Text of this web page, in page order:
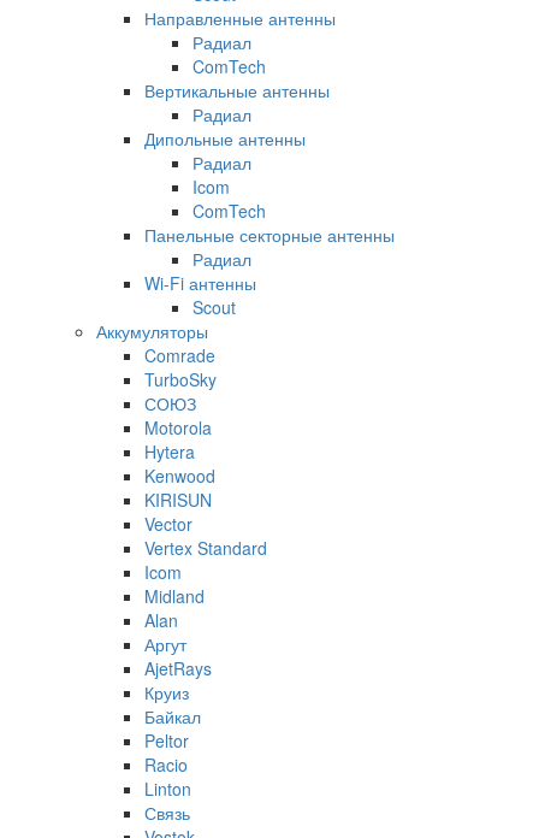
Направленные антенны
Радиал
ComTech
Вертикальные антенны
Радиал
Дипольные антенны
Радиал
Icom
ComTech
Панельные секторные антенны
Радиал
Wi-Fi антенны
Scout
Аккумуляторы
Comrade
TurboSky
СОЮЗ
Motorola
Hytera
Kenwood
KIRISUN
Vector
Vertex Standard
Icom
Midland
Alan
Аргут
AjetRays
Круиз
Байкал
Peltor
Racio
Linton
Связь